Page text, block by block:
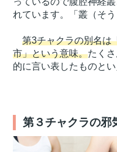
れています。「叢（そ
第3チャクラの別名は
市」という意味。たく
的に言い表したものとい
第３チャクラの邪